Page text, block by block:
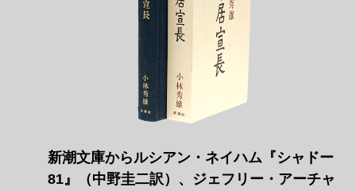
新潮文庫からルシアン・ネイハム『シャドー
81』（中野圭二訳）、ジェフリー・アーチャ